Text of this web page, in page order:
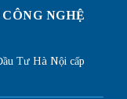
NGHỆ
Tư Hà Nội cấp